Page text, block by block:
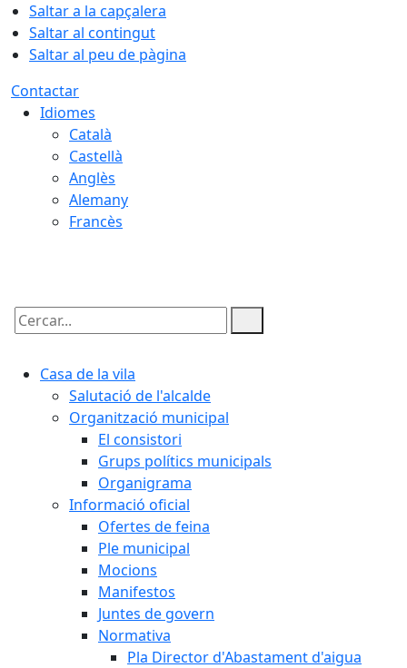
Saltar a la capçalera
Saltar al contingut
Saltar al peu de pàgina
Contactar
Idiomes
Català
Castellà
Anglès
Alemany
Francès
Cercar:
Casa de la vila
Salutació de l'alcalde
Organització municipal
El consistori
Grups polítics municipals
Organigrama
Informació oficial
Ofertes de feina
Ple municipal
Mocions
Manifestos
Juntes de govern
Normativa
Pla Director d'Abastament d'aigua